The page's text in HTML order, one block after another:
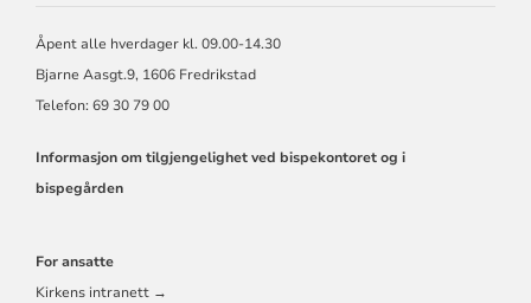
Åpent alle hverdager kl. 09.00-14.30
Bjarne Aasgt.9, 1606 Fredrikstad
Telefon: 69 30 79 00
Informasjon om tilgjengelighet ved bispekontoret og i
bispegården
For ansatte
Kirkens intranett →